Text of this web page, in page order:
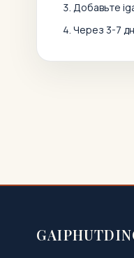
Добавьте
Через 3-7